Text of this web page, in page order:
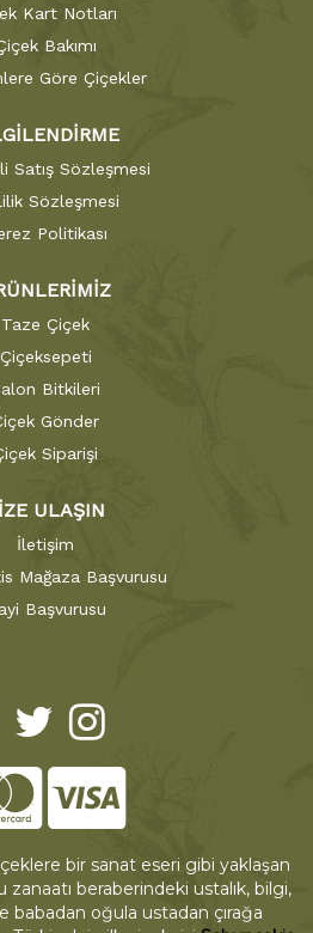
Kart Notları
Bakımı
Göre Çiçekler
Satış Sözleşmesi
Sözleşmesi
Politikası
Taze Çiçek
Çiçeksepeti
Bitkileri
Gönder
Siparişi
ULAŞIN
İletişim
Mağaza Başvurusu
Başvurusu
bir sanat eseri gibi yaklaşan
zanaatı beraberindeki ustalık, bilgi,
babadan oğula ustadan çırağa